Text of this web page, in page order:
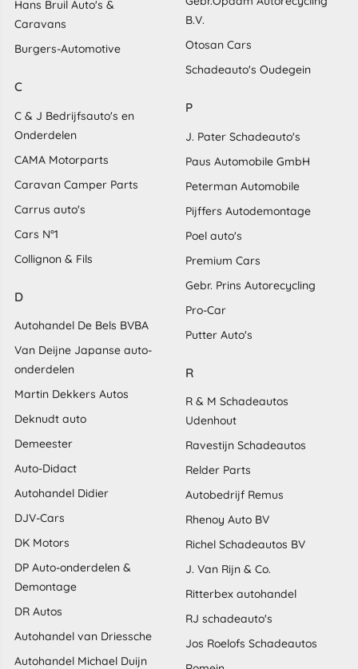
Hans Bruil Auto's &
Caravans
Burgers-Automotive
C
C & J Bedrijfsauto's en
Onderdelen
CAMA Motorparts
Caravan Camper Parts
Carrus auto's
Cars N°1
Collignon & Fils
D
Autohandel De Bels BVBA
Van Deijne Japanse auto-
onderdelen
Martin Dekkers Autos
Deknudt auto
Demeester
Auto-Didact
Autohandel Didier
DJV-Cars
DK Motors
DP Auto-onderdelen &
Demontage
DR Autos
Autohandel van Driessche
Autohandel Michael Duijn
B.V.
Otosan Cars
Schadeauto's Oudegein
P
J. Pater Schadeauto's
Paus Automobile GmbH
Peterman Automobile
Pijffers Autodemontage
Poel auto's
Premium Cars
Gebr. Prins Autorecycling
Pro-Car
Putter Auto's
R
R & M Schadeautos
Udenhout
Ravestijn Schadeautos
Relder Parts
Autobedrijf Remus
Rhenoy Auto BV
Richel Schadeautos BV
J. Van Rijn & Co.
Ritterbex autohandel
RJ schadeauto's
Jos Roelofs Schadeautos